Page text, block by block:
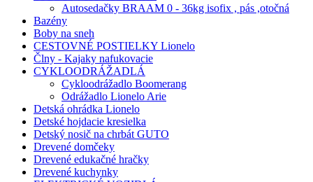
Autosedačky BRAAM 0 - 36kg isofix , pás ,otočná
Bazény
Boby na sneh
CESTOVNÉ POSTIELKY Lionelo
Člny - Kajaky nafukovacie
CYKLOODRÁŽADLÁ
Cykloodrážadlo Boomerang
Odrážadlo Lionelo Arie
Detská ohrádka Lionelo
Detské hojdacie kresielka
Detský nosič na chrbát GUTO
Drevené domčeky
Drevené edukačné hračky
Drevené kuchynky